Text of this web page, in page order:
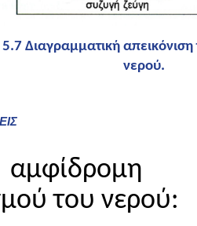
Διαγραμματική απεικόνιση
νερού.
του νερού: